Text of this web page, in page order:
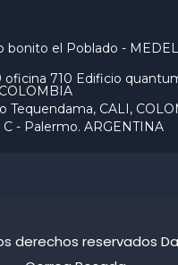
bonito el Poblado -
oficina 710 Edificio
Tequendama, CALI,
- Palermo. ARGENTINA
derechos reservados